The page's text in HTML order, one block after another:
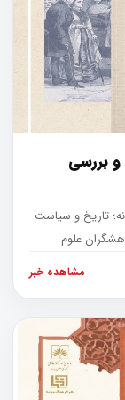
و بررسی
تاریخ و سیاست
علوم
مشاهده خبر